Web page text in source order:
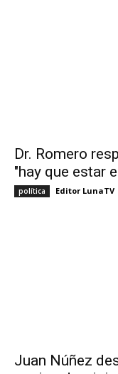
Dr. Romero
"hay que estar
política Editor LunaTV
Juan Núñez